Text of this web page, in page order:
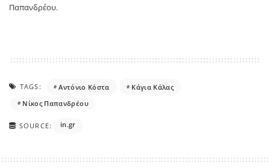
Παπανδρέου.
TAGS: Αντόνιο Κόστα
Κάγια Κάλας
Νίκος Παπανδρέου
SOURCE: in.gr